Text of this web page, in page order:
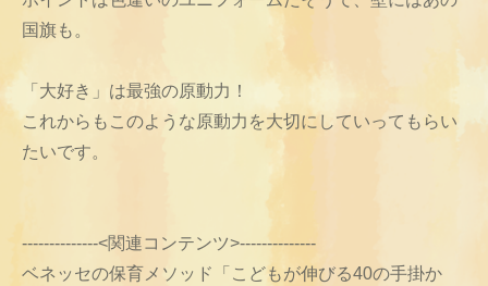
国旗も。
「大好き」は最強の原動力！
これからもこのような原動力を大切にしていってもらい
たいです。
--------------<関連コンテンツ>--------------
ベネッセの保育メソッド「こどもが伸びる40の手掛か